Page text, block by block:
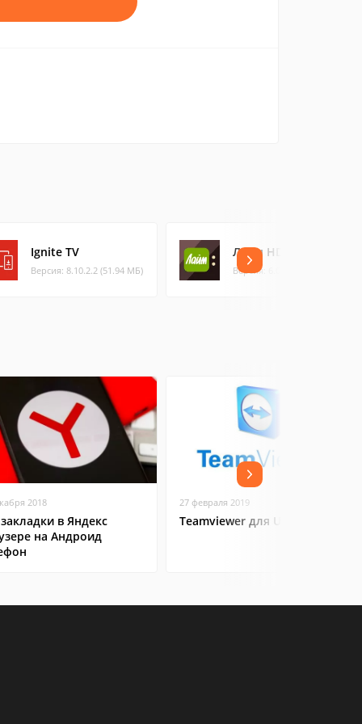
Ignite TV
Версия: 8.10.2.2 (51.94 МБ)
Лайм HD TV
Версия: 6.0.9 (134.41 МБ)
2018
в Яндекс
на Андроид
27 февраля 2019
Teamviewer для Ubuntu